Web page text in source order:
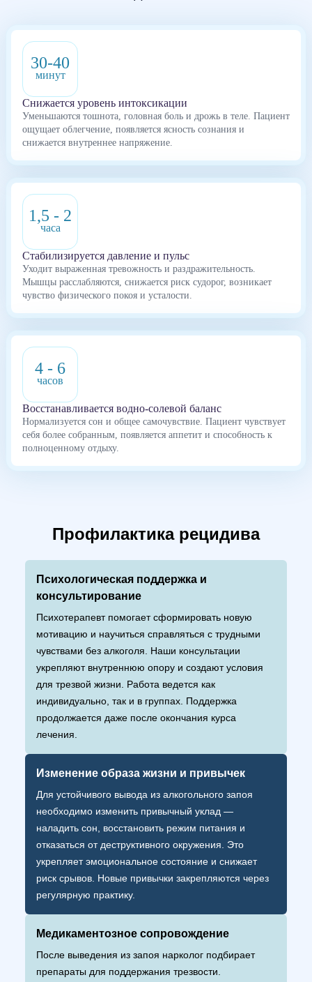
30-40
минут
Снижается уровень интоксикации
Уменьшаются тошнота, головная боль и дрожь в теле. Пациент
ощущает облегчение, появляется ясность сознания и
снижается внутреннее напряжение.
1,5 - 2
часа
Стабилизируется давление и пульс
Уходит выраженная тревожность и раздражительность.
Мышцы расслабляются, снижается риск судорог, возникает
чувство физического покоя и усталости.
4 - 6
часов
Восстанавливается водно-солевой баланс
Нормализуется сон и общее самочувствие. Пациент чувствует
себя более собранным, появляется аппетит и способность к
полноценному отдыху.
Профилактика рецидива
Психологическая поддержка и
консультирование
Психотерапевт помогает сформировать новую
мотивацию и научиться справляться с трудными
чувствами без алкоголя. Наши консультации
укрепляют внутреннюю опору и создают условия
для трезвой жизни. Работа ведется как
индивидуально, так и в группах. Поддержка
продолжается даже после окончания курса
лечения.
Изменение образа жизни и привычек
Для устойчивого вывода из алкогольного запоя
необходимо изменить привычный уклад —
наладить сон, восстановить режим питания и
отказаться от деструктивного окружения. Это
укрепляет эмоциональное состояние и снижает
риск срывов. Новые привычки закрепляются через
регулярную практику.
Медикаментозное сопровождение
После выведения из запоя нарколог подбирает
препараты для поддержания трезвости.